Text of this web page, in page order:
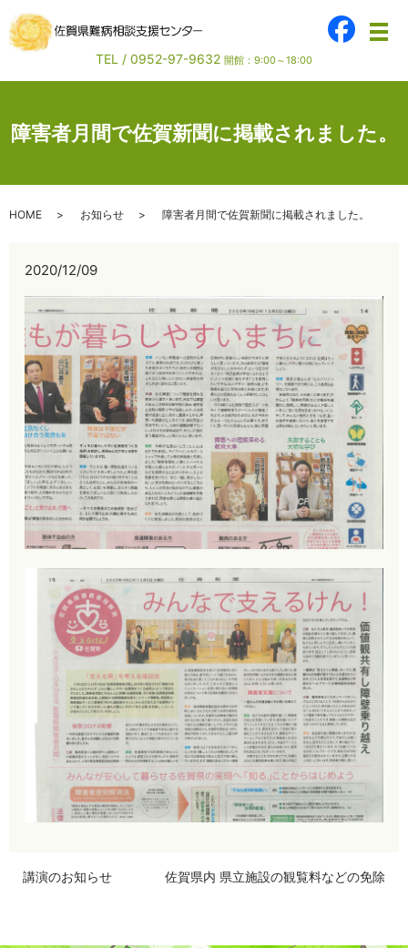
メ
TEL / 0952-97-9632 開館：9:00～18:00
障害者月間で佐賀新聞に掲載されました。
HOME お知らせ 障害者月間で佐賀新聞に掲載されました。
2020/12/09
講演のお知らせ 佐賀県内 県立施設の観覧料などの免除